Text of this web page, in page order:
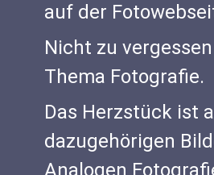
auf der
Nicht zu
Thema Fotografie.
Das Herzstück ist
dazugehörigen
Analogen